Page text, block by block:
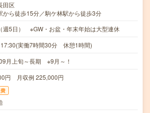
田区
から徒歩15分／駒ケ林駅から徒歩3分
週5日） ※GW・お盆・年末年始は大型連休
実働7時間30分 休憩1時間)
月上旬～長期 ※9月～！
円 月収例 225,000円